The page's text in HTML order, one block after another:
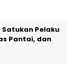
Satukan Pelaku
Pantai, dan